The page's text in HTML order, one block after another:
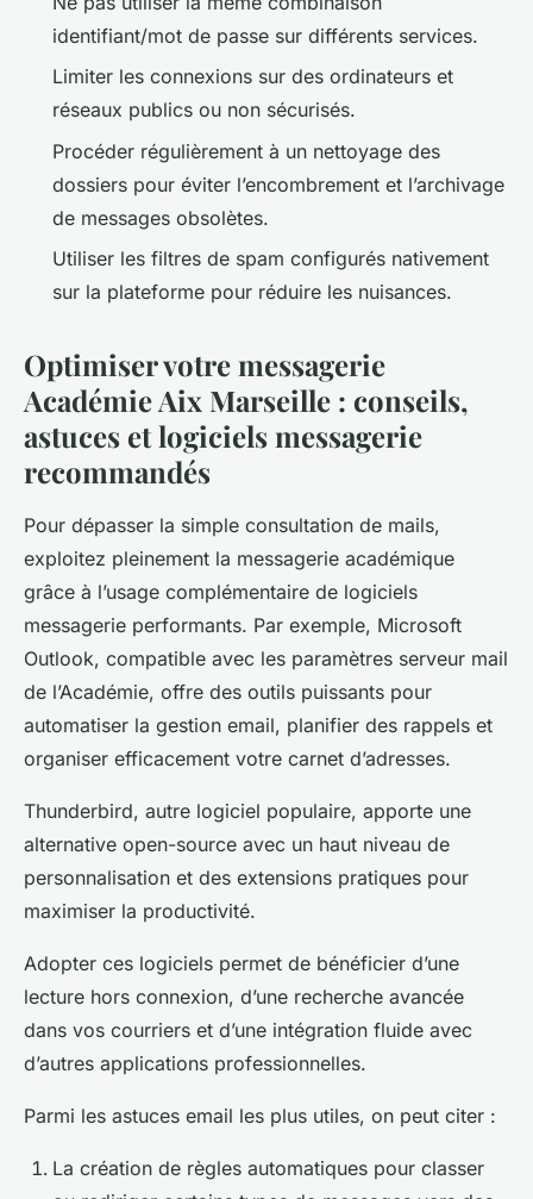
identifiant/mot de passe sur différents services.
Limiter les connexions sur des ordinateurs et
réseaux publics ou non sécurisés.
Procéder régulièrement à un nettoyage des
dossiers pour éviter l’encombrement et l’archivage
de messages obsolètes.
Utiliser les filtres de spam configurés nativement
sur la plateforme pour réduire les nuisances.
Optimiser votre messagerie
Académie Aix Marseille : conseils,
astuces et logiciels messagerie
recommandés
Pour dépasser la simple consultation de mails,
exploitez pleinement la messagerie académique
grâce à l’usage complémentaire de logiciels
messagerie performants. Par exemple, Microsoft
Outlook, compatible avec les paramètres serveur mail
de l’Académie, offre des outils puissants pour
automatiser la gestion email, planifier des rappels et
organiser efficacement votre carnet d’adresses.
Thunderbird, autre logiciel populaire, apporte une
alternative open-source avec un haut niveau de
personnalisation et des extensions pratiques pour
maximiser la productivité.
Adopter ces logiciels permet de bénéficier d’une
lecture hors connexion, d’une recherche avancée
dans vos courriers et d’une intégration fluide avec
d’autres applications professionnelles.
Parmi les astuces email les plus utiles, on peut citer :
La création de règles automatiques pour classer